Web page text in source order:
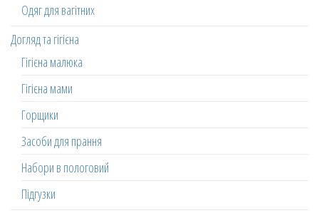
Одяг для вагітних
Догляд та гігієна
Гігієна малюка
Гігієна мами
Горщики
Засоби для прання
Набори в пологовий
Підгузки